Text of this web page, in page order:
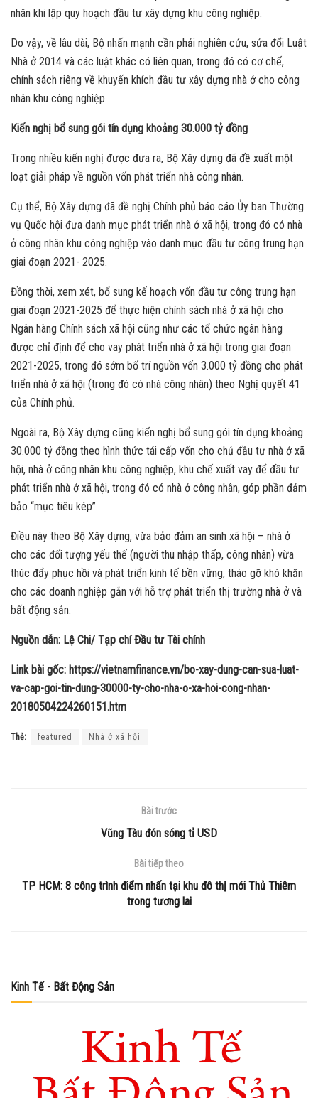
nhân khi lập quy hoạch đầu tư xây dựng khu công nghiệp.
Do vậy, về lâu dài, Bộ nhấn mạnh cần phải nghiên cứu, sửa đổi Luật
Nhà ở 2014 và các luật khác có liên quan, trong đó có cơ chế,
chính sách riêng về khuyến khích đầu tư xây dựng nhà ở cho công
nhân khu công nghiệp.
Kiến nghị bổ sung gói tín dụng khoảng 30.000 tỷ đồng
Trong nhiều kiến nghị được đưa ra, Bộ Xây dựng đã đề xuất một
loạt giải pháp về nguồn vốn phát triển nhà công nhân.
Cụ thể, Bộ Xây dựng đã đề nghị Chính phủ báo cáo Ủy ban Thường
vụ Quốc hội đưa danh mục phát triển nhà ở xã hội, trong đó có nhà
ở công nhân khu công nghiệp vào danh mục đầu tư công trung hạn
giai đoạn 2021- 2025.
Đồng thời, xem xét, bổ sung kế hoạch vốn đầu tư công trung hạn
giai đoạn 2021-2025 để thực hiện chính sách nhà ở xã hội cho
Ngân hàng Chính sách xã hội cũng như các tổ chức ngân hàng
được chỉ định để cho vay phát triển nhà ở xã hội trong giai đoạn
2021-2025, trong đó sớm bố trí nguồn vốn 3.000 tỷ đồng cho phát
triển nhà ở xã hội (trong đó có nhà công nhân) theo Nghị quyết 41
của Chính phủ.
Ngoài ra, Bộ Xây dựng cũng kiến nghị bổ sung gói tín dụng khoảng
30.000 tỷ đồng theo hình thức tái cấp vốn cho chủ đầu tư nhà ở xã
hội, nhà ở công nhân khu công nghiệp, khu chế xuất vay để đầu tư
phát triển nhà ở xã hội, trong đó có nhà ở công nhân, góp phần đảm
bảo “mục tiêu kép”.
Điều này theo Bộ Xây dựng, vừa bảo đảm an sinh xã hội – nhà ở
cho các đối tượng yếu thế (người thu nhập thấp, công nhân) vừa
thúc đẩy phục hồi và phát triển kinh tế bền vững, tháo gỡ khó khăn
cho các doanh nghiệp gắn với hỗ trợ phát triển thị trường nhà ở và
bất động sản.
Nguồn dẫn: Lệ Chi/ Tạp chí Đầu tư Tài chính
Link bài gốc: https://vietnamfinance.vn/bo-xay-dung-can-sua-luat-
va-cap-goi-tin-dung-30000-ty-cho-nha-o-xa-hoi-cong-nhan-
20180504224260151.htm
Thẻ: featured Nhà ở xã hội
Bài trước
Vũng Tàu đón sóng tỉ USD
Bài tiếp theo
TP HCM: 8 công trình điểm nhấn tại khu đô thị mới Thủ Thiêm
trong tương lai
Kinh Tế - Bất Động Sản